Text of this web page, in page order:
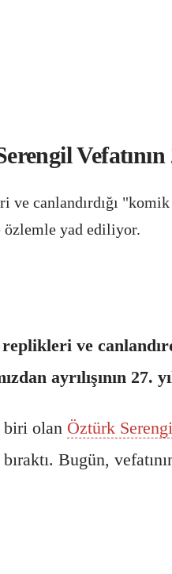
Vefatının
ve canlandırdığı
özlemle yad ediliyor.
ve
ayrılışının 27.
biri olan Öztürk
Bugün,